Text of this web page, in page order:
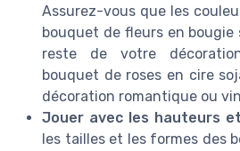
Assurez-vous que les
bouquet de fleurs en bougie
reste de votre
bouquet de roses en cire
décoration romantique ou
Jouer avec les hauteurs
les tailles et les formes des